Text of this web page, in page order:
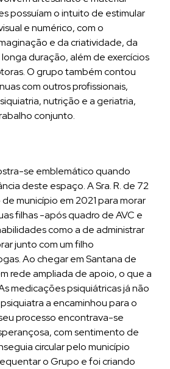
possuíam o intuito de estimular
e numérico, com o
e da criatividade, da
duração, além de exercícios
O grupo também contou
com outros profissionais,
nutrição e a geriatria,
conjunto.
se emblemático quando
deste espaço. A Sra. R. de 72
município em 2021 para morar
filhas -após quadro de AVC e
como a de administrar
junto com um filho
Ao chegar em Santana de
rede ampliada de apoio, o que a
medicações psiquiátricas já não
a encaminhou para o
processo encontrava-se
com sentimento de
circular pelo município
o Grupo e foi criando